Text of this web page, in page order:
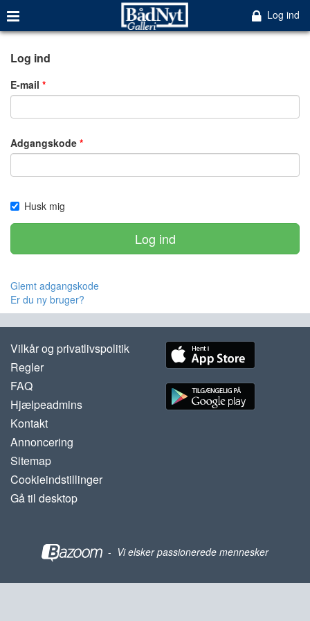
Log ind
Log ind
E-mail
Adgangskode
Husk mig
Log ind
Glemt adgangskode
Er du ny bruger?
Vilkår og privatlivspolitik
Regler
FAQ
Hjælpeadmins
Kontakt
Annoncering
Sitemap
Cookieindstillinger
Gå til desktop
- Vi elsker passionerede mennesker